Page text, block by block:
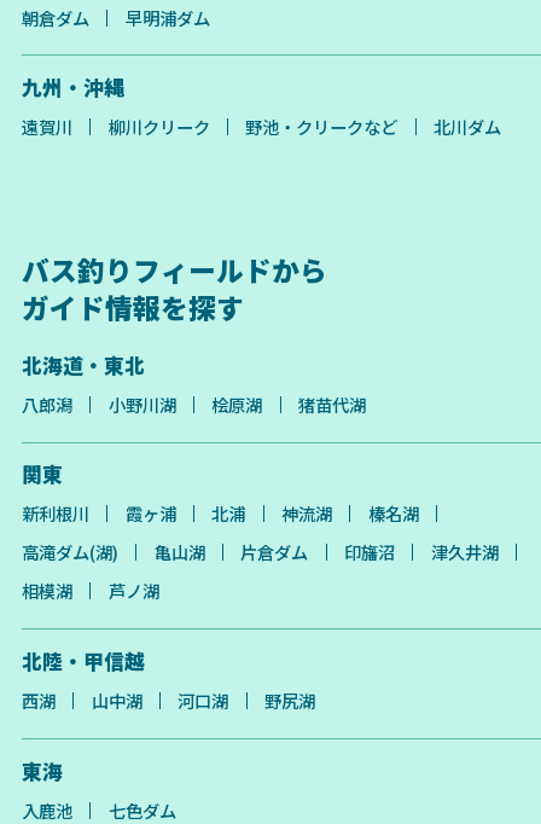
朝倉ダム
早明浦ダム
九州・沖縄
遠賀川 柳川クリーク 野池・クリークなど 北川ダム
バス釣りフィールドから
ガイド情報を探す
北海道・東北
八郎潟 小野川湖 桧原湖 猪苗代湖
関東
新利根川 霞ヶ浦 北浦 神流湖
榛名湖
高滝ダム(湖)
亀山湖 片倉ダム 印旛沼
津久井湖
相模湖
芦ノ湖
北陸・甲信越
西湖 山中湖 河口湖 野尻湖
東海
入鹿池 七色ダム